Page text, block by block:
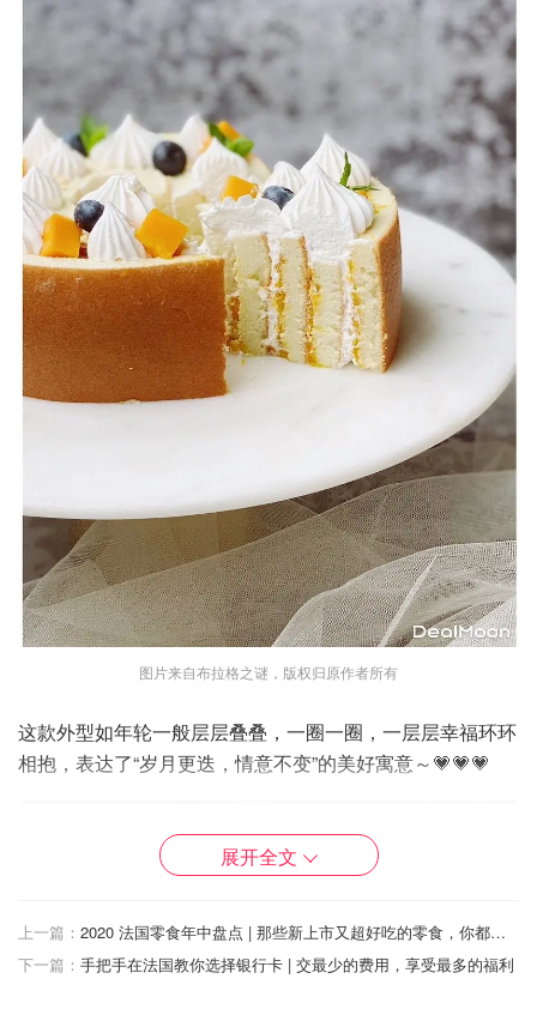
图片来自布拉格之谜，版权归原作者所有
这款外型如年轮一般层层叠叠，一圈一圈，一层层幸福环环
相抱，表达了“岁月更迭，情意不变”的美好寓意～💗💗💗
展开全文
上一篇：
2020 法国零食年中盘点 | 那些新上市又超好吃的零食，你都尝了吗？附链接
下一篇： 手把手在法国教你选择银行卡 | 交最少的费用，享受最多的福利